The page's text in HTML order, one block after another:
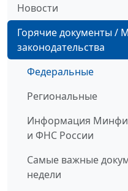
Новости
Горячие документы /
законодательства
Федеральные
Региональные
Информация
и ФНС России
Самые важные
недели